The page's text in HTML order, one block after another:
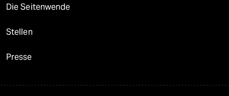
Die Seitenwende
Stellen
Presse